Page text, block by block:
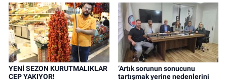
YENİ SEZON KURUTMALIKLAR
CEP YAKIYOR!
‘Artık sorunun sonucunu
tartışmak yerine nedenlerini